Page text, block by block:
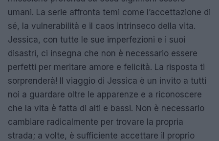
umani. La serie affronta temi come l’accettazione di
sé, la vulnerabilità e il caos intrinseco della vita.
Jessica, con tutte le sue imperfezioni e i suoi
disastri, ci insegna che non è necessario essere
perfetti per meritare amore e felicità. La risposta ti
sorprenderà! Il viaggio di Jessica è un invito a tutti
noi a guardare oltre le apparenze e a riconoscere
che la vita è fatta di alti e bassi. Non è necessario
cambiare radicalmente per trovare la propria
strada; a volte, è sufficiente accettare il proprio